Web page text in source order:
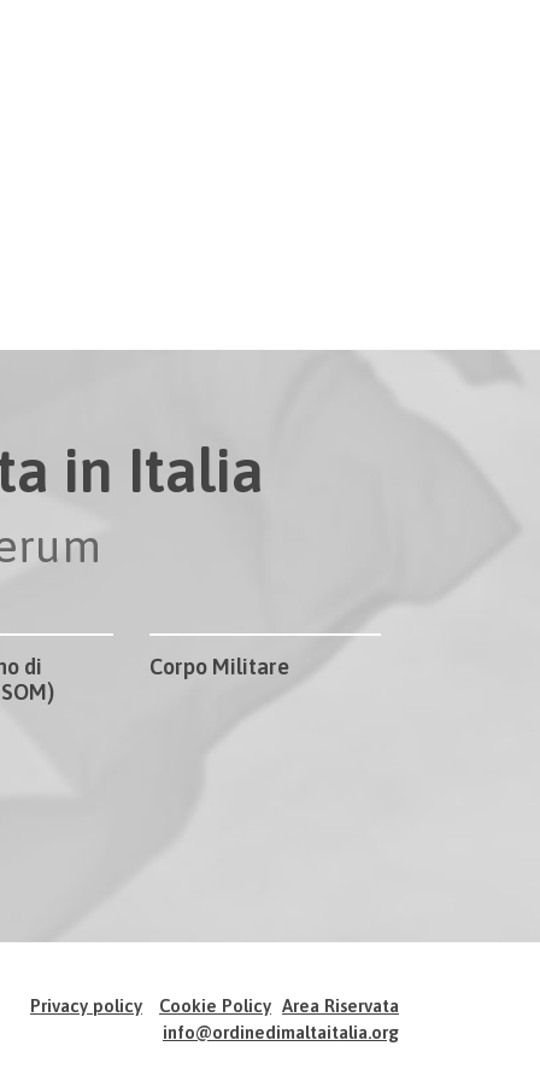
in Italia
di
Corpo Militare
Privacy policy Cookie Policy Area Riservata
info@ordinedimaltaitalia.org